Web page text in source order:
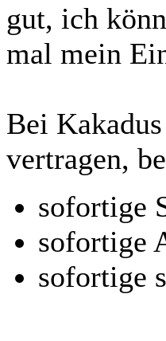
gut, ich
mal mein
Bei
vertragen,
sofortige
sofortige
sofortige